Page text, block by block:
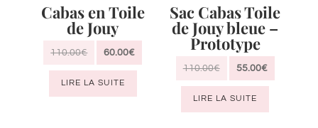
Cabas en Toile
de Jouy
110.00€
Le
prix
initial
60.00€
LIRE LA SUITE
Sac Cabas Toile
de Jouy bleue –
Prototype
110.00€
Le
prix
initial
55.00€
LIRE LA SUITE